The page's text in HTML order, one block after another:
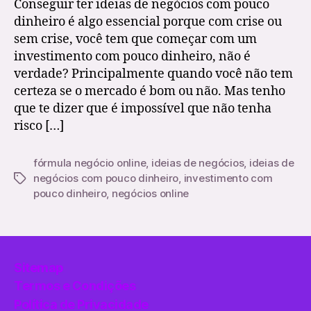
Conseguir ter ideias de negócios com pouco
dinheiro é algo essencial porque com crise ou
sem crise, você tem que começar com um
investimento com pouco dinheiro, não é
verdade? Principalmente quando você não tem
certeza se o mercado é bom ou não. Mas tenho
que te dizer que é impossível que não tenha
risco […]
Etiquetas
fórmula negócio online, ideias de negócios, ideias de
negócios com pouco dinheiro, investimento com
pouco dinheiro, negócios online
Sitemap
Termos e Condições
Política de Privacidade